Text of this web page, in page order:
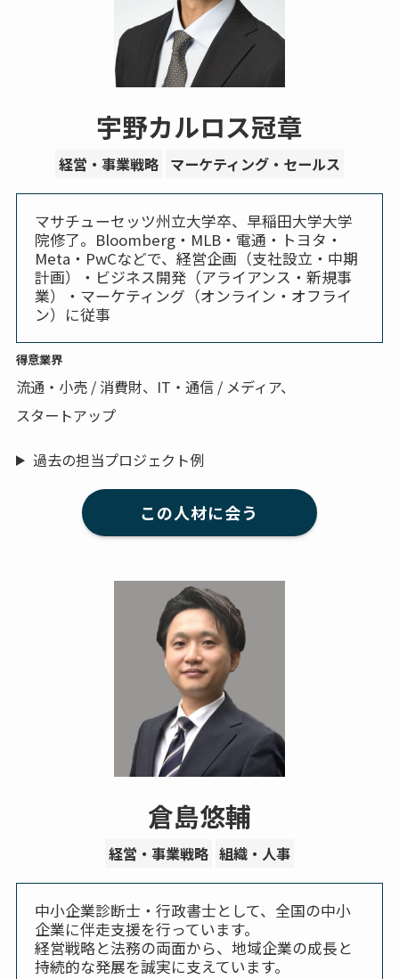
宇野カルロス冠章
経営・事業戦略 マーケティング・セールス
マサチューセッツ州立大学卒、早稲田大学大学
院修了。Bloomberg・MLB・電通・トヨタ・
Meta・PwCなどで、経営企画（支社設立・中期
計画）・ビジネス開発（アライアンス・新規事
業）・マーケティング（オンライン・オフライ
ン）に従事
得意業界
流通・小売 / 消費財、IT・通信 / メディア、
スタートアップ
過去の担当プロジェクト例
この人材に会う
倉島悠輔
経営・事業戦略 組織・人事
中小企業診断士・行政書士として、全国の中小
企業に伴走支援を行っています。
経営戦略と法務の両面から、地域企業の成長と
持続的な発展を誠実に支えています。